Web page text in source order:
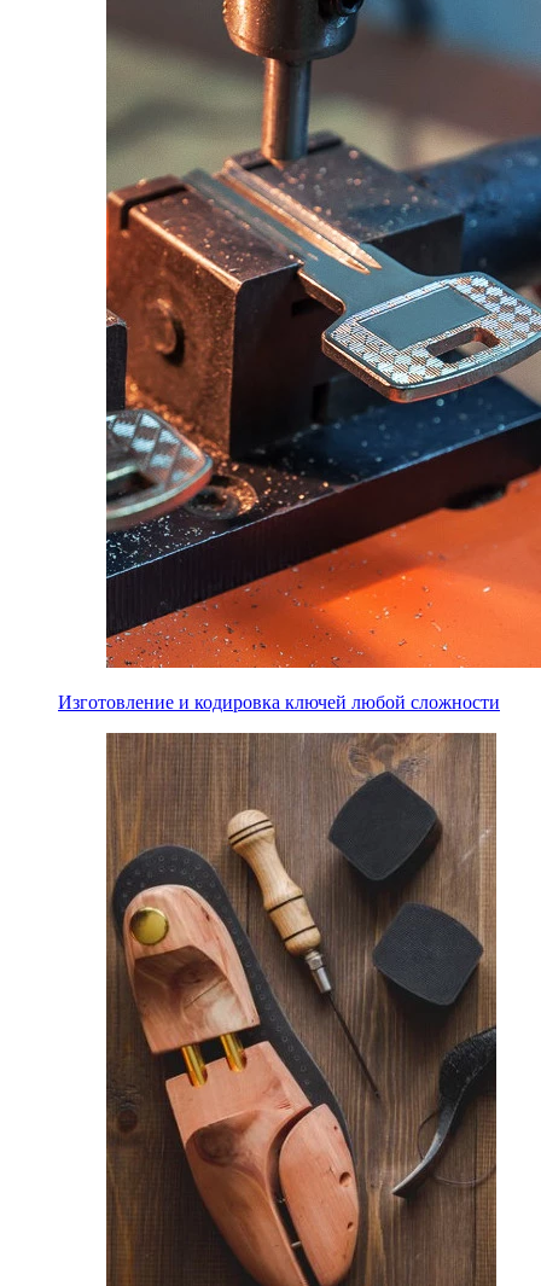
Изготовление и кодировка ключей любой сложности